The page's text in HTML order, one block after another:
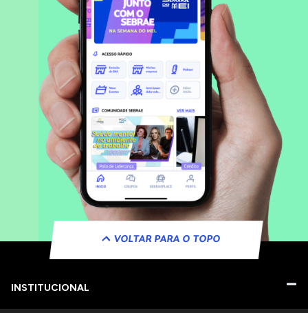
VOLTAR PARA O TOPO
INSTITUCIONAL